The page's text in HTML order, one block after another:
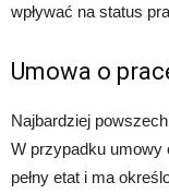
wpływać na status
Umowa o
Najbardziej
W przypadku umowy
pełny etat i ma